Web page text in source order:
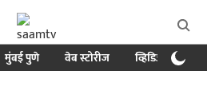
मुंबई पुणे वेब स्टोरीज व्हिडिओ